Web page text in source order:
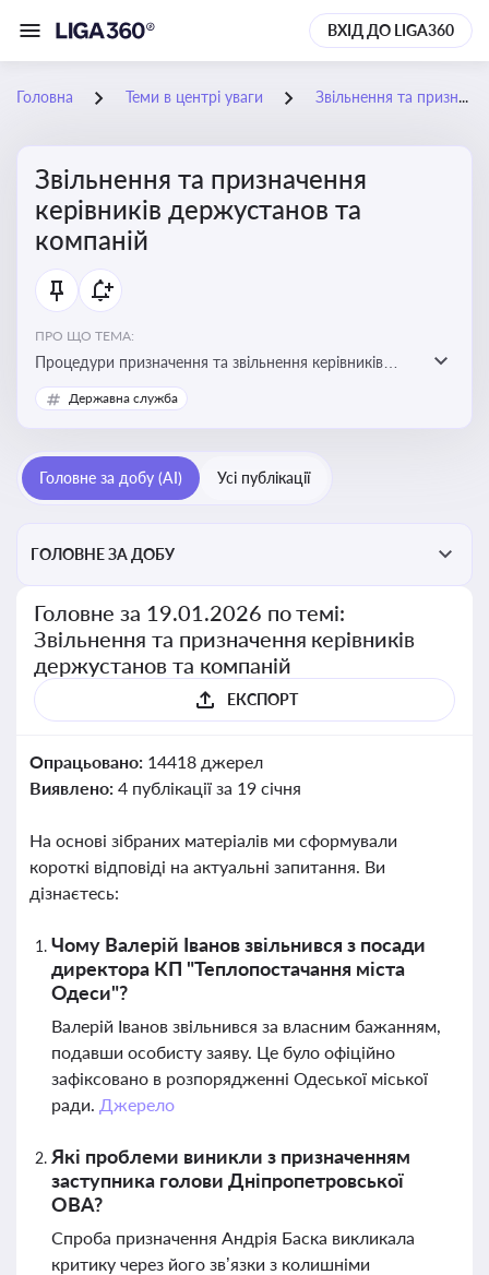
ВХІД ДО LIGA360
Головна Теми в центрі уваги Звільнення та призначення керівників держустанов та компаній
Звільнення та призначення
керівників держустанов та
компаній
ПРО ЩО ТЕМА:
Процедури призначення та звільнення керівників
установ та підприємств
Державна служба
Головне за добу (AI) Усі публікації
ГОЛОВНЕ ЗА ДОБУ
Головне за 19.01.2026 по темі:
Звільнення та призначення керівників
держустанов та компаній
ЕКСПОРТ
Опрацьовано: 14418 джерел
Виявлено: 4 публікації за 19 січня
На основі зібраних матеріалів ми сформували
короткі відповіді на актуальні запитання. Ви
дізнаєтесь:
Чому Валерій Іванов звільнився з посади
директора КП "Теплопостачання міста
Одеси"?
Валерій Іванов звільнився за власним бажанням,
подавши особисту заяву. Це було офіційно
зафіксовано в розпорядженні Одеської міської
ради. Джерело
Які проблеми виникли з призначенням
заступника голови Дніпропетровської
ОВА?
Спроба призначення Андрія Баска викликала
критику через його зв’язки з колишніми